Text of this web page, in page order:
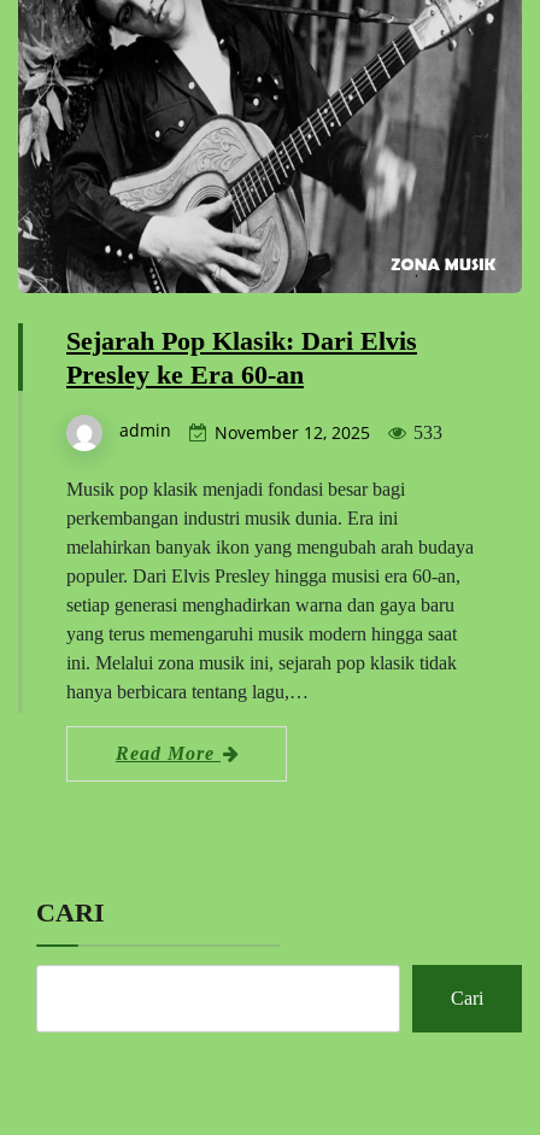
Sejarah Pop Klasik: Dari Elvis
Presley ke Era 60-an
admin November 12, 2025 533
Musik pop klasik menjadi fondasi besar bagi
perkembangan industri musik dunia. Era ini
melahirkan banyak ikon yang mengubah arah budaya
populer. Dari Elvis Presley hingga musisi era 60-an,
setiap generasi menghadirkan warna dan gaya baru
yang terus memengaruhi musik modern hingga saat
ini. Melalui zona musik ini, sejarah pop klasik tidak
hanya berbicara tentang lagu,…
Read More
CARI
Cari